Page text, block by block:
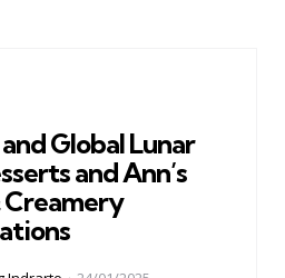
Global Lunar
and Ann’s
Creamery